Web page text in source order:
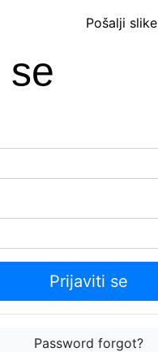
Pošalji slike
se
Prijaviti se
Password forgot?